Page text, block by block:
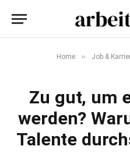
Home » Job &
Zu gut, um
werden?
Talente